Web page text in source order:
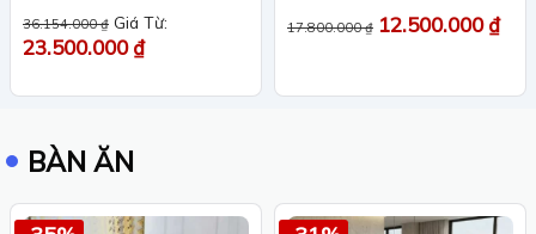
Được xếp
hạng5 5 sao
36.154.000₫ Giá Từ:
23.500.000₫
hạng55 sao
17.800.000₫ 12.500.000₫
BÀN ĂN